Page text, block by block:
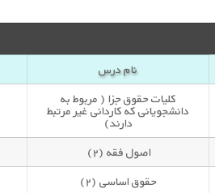
نام درس
کلیات حقوق جزا ( مربوط به
دانشجویانی که کاردانی غیر مرتبط
دارند)
اصول فقه (۲)
حقوق اساسی (۲)